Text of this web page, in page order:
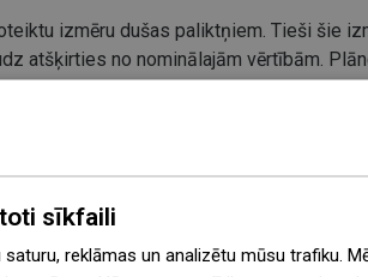
izmēru dušas paliktņiem. Tieši šie
atšķirties no nominālajām vērtībām.
ar tehnisko zīmējumu.
sīkfaili
reklāmas un analizētu mūsu trafiku.